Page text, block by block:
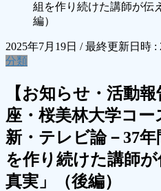
組を作り続けた講師が伝
編）
2025年7月19日 / 最終更新日時 :
分類
【お知らせ・活動
座・桜美林大学コ
新・テレビ論－37
を作り続けた講師
真実」（後編）